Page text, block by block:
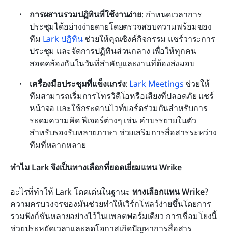
การผสานรวมปฏิทินที่ใช้งานง่าย: กำหนดเวลาการ
ประชุมได้อย่างง่ายดายโดยตรวจสอบความพร้อมของ
ทีม Lark ปฏิทิน ช่วยให้คุณซิงค์กิจกรรม แชร์วาระการ
ประชุม และจัดการปฏิทินส่วนกลาง เพื่อให้ทุกคน
สอดคล้องกันในวันที่สำคัญและงานที่ต้องส่งมอบ
เครื่องมือประชุมที่แข็งแกร่ง: Lark Meetings ช่วยให้
ทีมสามารถเริ่มการโทรวิดีโอหรือเสียงที่ปลอดภัย แชร์
หน้าจอ และใช้กระดานไวท์บอร์ดร่วมกันสำหรับการ
ระดมความคิด ฟีเจอร์ต่างๆ เช่น คำบรรยายในตัว
สำหรับรองรับหลายภาษา ช่วยเสริมการสื่อสารระหว่าง
ทีมที่หลากหลาย
ทำไม Lark จึงเป็นทางเลือกที่ยอดเยี่ยมแทน Wrike
อะไรที่ทำให้ Lark โดดเด่นในฐานะ ทางเลือกแทน Wrike?
ความครบวงจรของมันช่วยทำให้เวิร์กโฟลว์ง่ายขึ้นโดยการ
รวมฟังก์ชันหลายอย่างไว้ในแพลตฟอร์มเดียว การเชื่อมโยงนี้
ช่วยประหยัดเวลาและลดโอกาสเกิดปัญหาการสื่อสาร